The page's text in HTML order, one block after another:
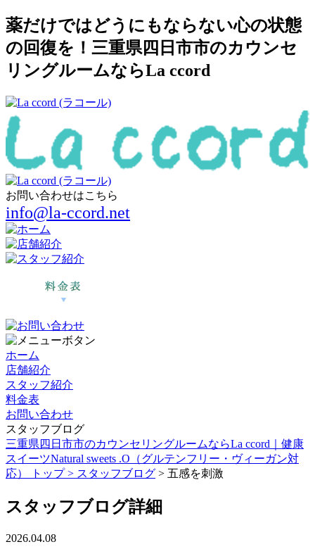
薬だけではどうにもならない心の状態
の回復を！三重県四日市市のカウンセ
リングルームならLa ccord
お問い合わせはこちら
info@la-ccord.net
ホーム
店舗紹介
スタッフ紹介
料金表
お問い合わせ
スタッフブログ
三重県四日市市のカウンセリングルームならLa ccord｜健康
スイーツNatural sweets .O（グルテンフリー・ヴィーガン対
応） トップ > スタッフブログ > 五感を刺激
スタッフブログ詳細
2026.04.08